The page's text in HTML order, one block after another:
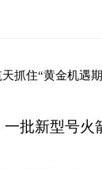
抓住“黄金机遇
批新型号火